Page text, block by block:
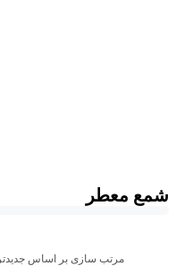
شمع معطر